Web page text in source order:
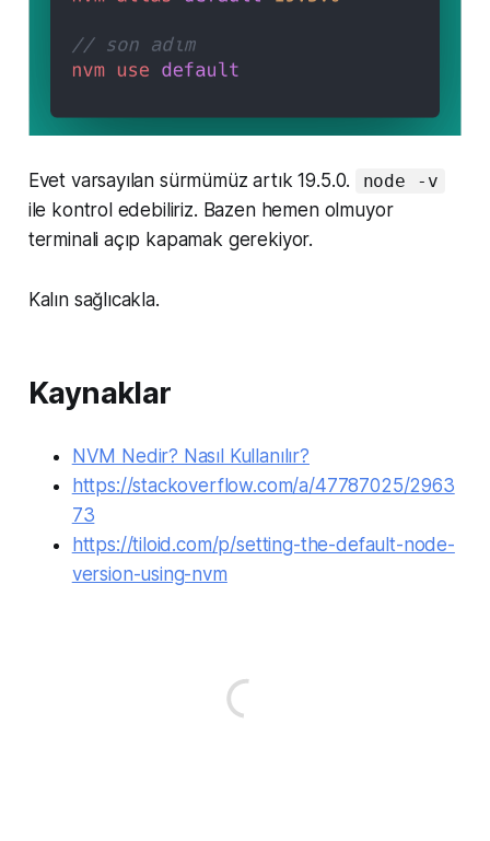
Evet varsayılan sürmümüz artık 19.5.0. node -v
ile kontrol edebiliriz. Bazen hemen olmuyor
terminali açıp kapamak gerekiyor.
Kalın sağlıcakla.
Kaynaklar
NVM Nedir? Nasıl Kullanılır?
https://stackoverflow.com/a/47787025/2963
73
https://tiloid.com/p/setting-the-default-node-
version-using-nvm